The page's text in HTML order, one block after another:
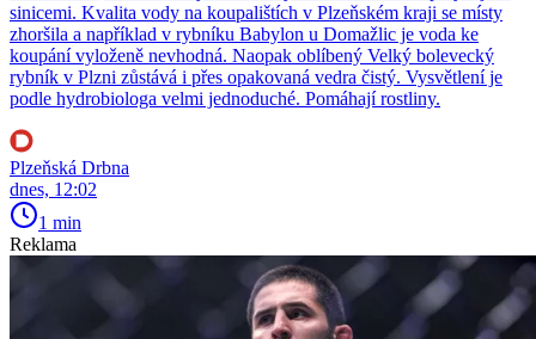
sinicemi. Kvalita vody na koupalištích v Plzeňském kraji se místy
zhoršila a například v rybníku Babylon u Domažlic je voda ke
koupání vyloženě nevhodná. Naopak oblíbený Velký bolevecký
rybník v Plzni zůstává i přes opakovaná vedra čistý. Vysvětlení je
podle hydrobiologa velmi jednoduché. Pomáhají rostliny.
Plzeňská Drbna
dnes, 12:02
1 min
Reklama